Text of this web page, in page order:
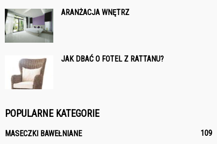
ARANŻACJA WNĘTRZ
JAK DBAĆ O FOTEL Z RATTANU?
POPULARNE KATEGORIE
MASECZKI BAWEŁNIANE
109